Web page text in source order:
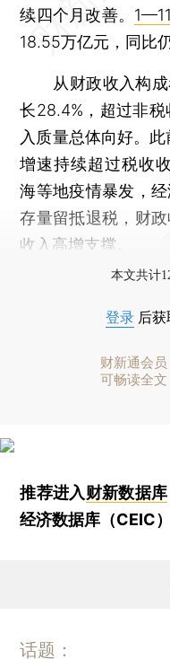
续四个月改善。
18.55万亿元，同比
从财政收入构成
长28.4%，超过非
入质量总体向好。
增速持续超过税收
海等地疫情暴发，
存量留抵退税，财
收入高增支撑。
本文共计
登录 后
财新通会员
可畅读全文
推荐进入财新数据库
经济数据库（CEIC
话题：